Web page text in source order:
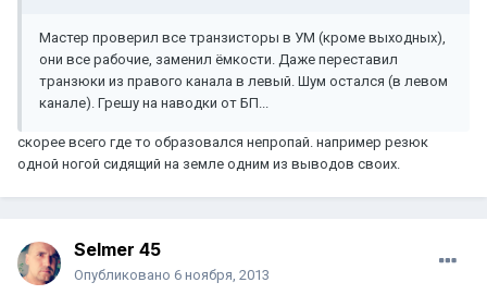
Мастер проверил все транзисторы в УМ (кроме выходных),
они все рабочие, заменил ёмкости. Даже переставил
транзюки из правого канала в левый. Шум остался (в левом
канале). Грешу на наводки от БП...
скорее всего где то образовался непропай. например резюк
одной ногой сидящий на земле одним из выводов своих.
Selmer 45
Опубликовано 6 ноября, 2013